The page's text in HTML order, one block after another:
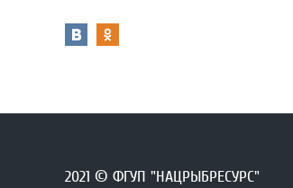
2021 © ФГУП "НАЦРЫБРЕСУРС"